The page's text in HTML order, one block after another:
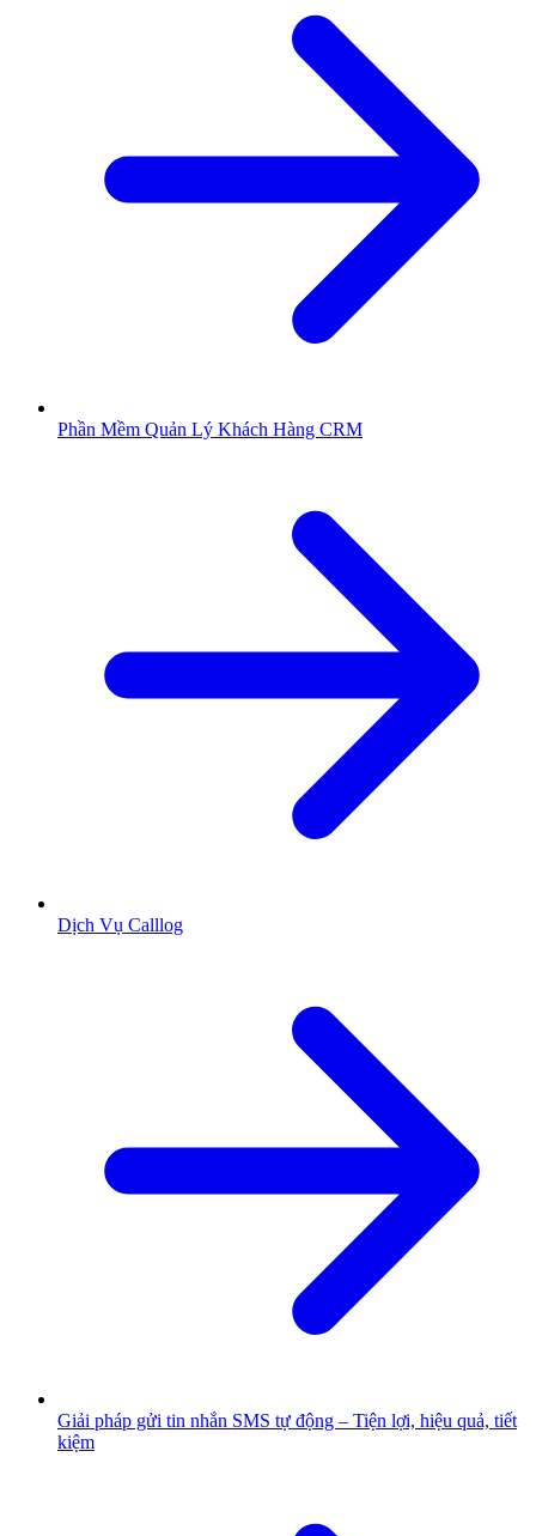
Phần Mềm Quản Lý Khách Hàng CRM
Dịch Vụ Calllog
Giải pháp gửi tin nhắn SMS tự động – Tiện lợi, hiệu quả, tiết
kiệm